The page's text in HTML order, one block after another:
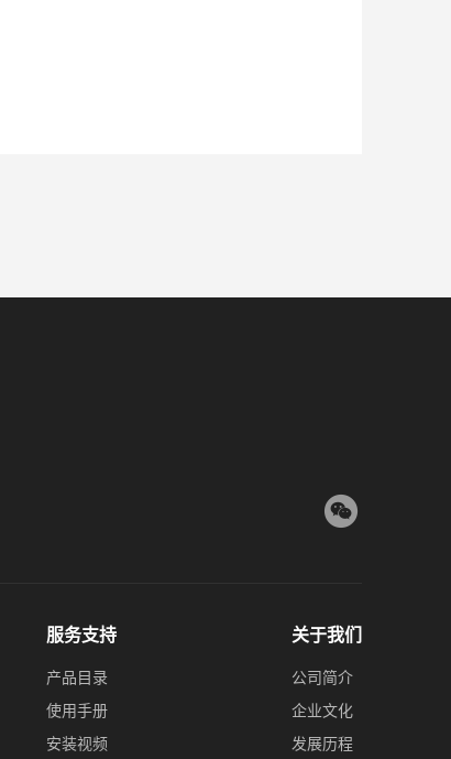
服务支持
产品目录
使用手册
安装视频
关于我们
公司简介
企业文化
发展历程